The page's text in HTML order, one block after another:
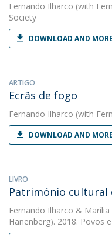
Fernando Ilharco (with
Society
DOWNLOAD AND
ARTIGO
Ecrãs de fogo
Fernando Ilharco (with
DOWNLOAD AND
LIVRO
Património
Fernando Ilharco &
Hanenberg). 2018. Povos